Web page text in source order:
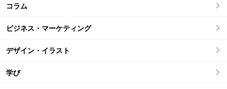
コラム
ビジネス・マーケティング
デザイン・イラスト
学び